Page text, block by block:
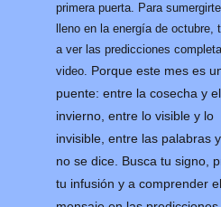
primera puerta. Para
lleno en la energía de octubre,
a ver las predicciones
video. Porque este mes es
puente: entre la cosecha y el
invierno, entre lo visible y lo
invisible, entre las palabras
no se dice. Busca tu signo,
tu infusión y a comprender el